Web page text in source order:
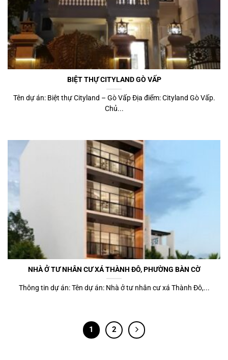
BIỆT THỰ CITYLAND GÒ VẤP
Tên dự án: Biệt thự Cityland – Gò Vấp Địa điểm: Cityland Gò Vấp.
Chủ...
NHÀ Ở TƯ NHÂN CƯ XÁ THÀNH ĐÔ, PHƯỜNG BÀN CỜ
Thông tin dự án: Tên dự án: Nhà ở tư nhân cư xá Thành Đô,...
1 2